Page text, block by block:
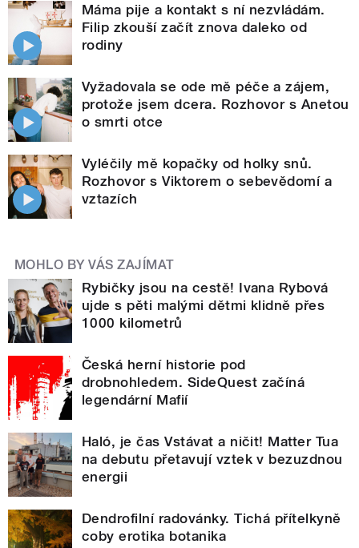
Máma pije a kontakt s ní nezvládám.
Filip zkouší začít znova daleko od
rodiny
Vyžadovala se ode mě péče a zájem,
protože jsem dcera. Rozhovor s Anetou
o smrti otce
Vyléčily mě kopačky od holky snů.
Rozhovor s Viktorem o sebevědomí a
vztazích
MOHLO BY VÁS ZAJÍMAT
Rybičky jsou na cestě! Ivana Rybová
ujde s pěti malými dětmi klidně přes
1000 kilometrů
Česká herní historie pod
drobnohledem. SideQuest začíná
legendární Mafií
Haló, je čas Vstávat a ničit! Matter Tua
na debutu přetavují vztek v bezuzdnou
energii
Dendrofilní radovánky. Tichá přítelkyně
coby erotika botanika